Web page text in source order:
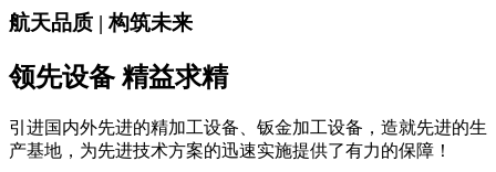
航天品质 | 构筑未来
领先设备 精益求精
引进国内外先进的精加工设备、钣金加工设备，造就先进的生
产基地，为先进技术方案的迅速实施提供了有力的保障！